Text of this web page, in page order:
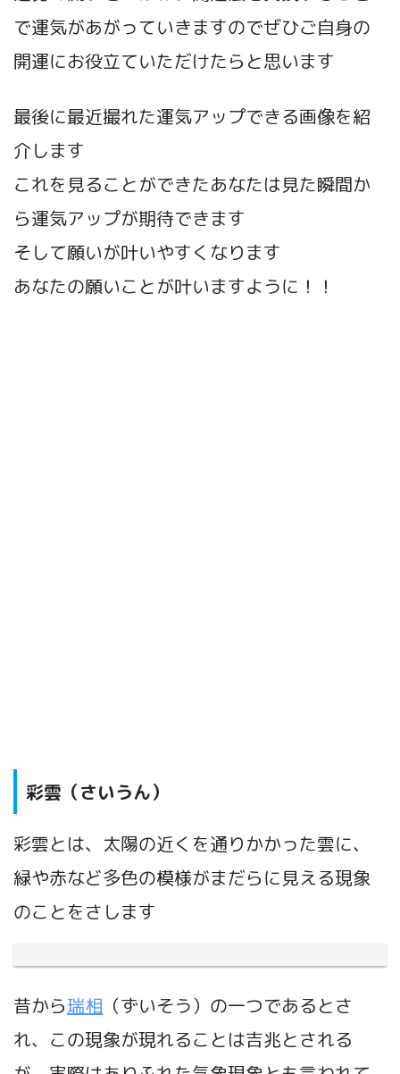
で運気があがっていきますのでぜひご自身の
開運にお役立ていただけたらと思います
最後に最近撮れた運気アップできる画像を紹
介します
これを見ることができたあなたは見た瞬間か
ら運気アップが期待できます
そして願いが叶いやすくなります
あなたの願いことが叶いますように！！
彩雲（さいうん）
彩雲とは、太陽の近くを通りかかった雲に、
緑や赤など多色の模様がまだらに見える現象
のことをさします
昔から瑞相 （ずいそう）の一つであるとさ
れ、この現象が現れることは吉兆とされる